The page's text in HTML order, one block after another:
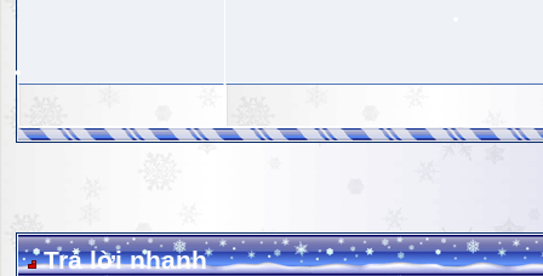
Trả lời nhanh